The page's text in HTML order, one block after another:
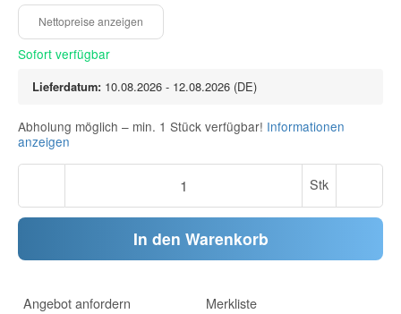
Sofort verfügbar
Lieferdatum: 10.08.2026 - 12.08.2026 (DE)
Abholung möglich – min. 1 Stück verfügbar! Informationen
anzeigen
Stk
In den Warenkorb
Angebot anfordern
Merkliste